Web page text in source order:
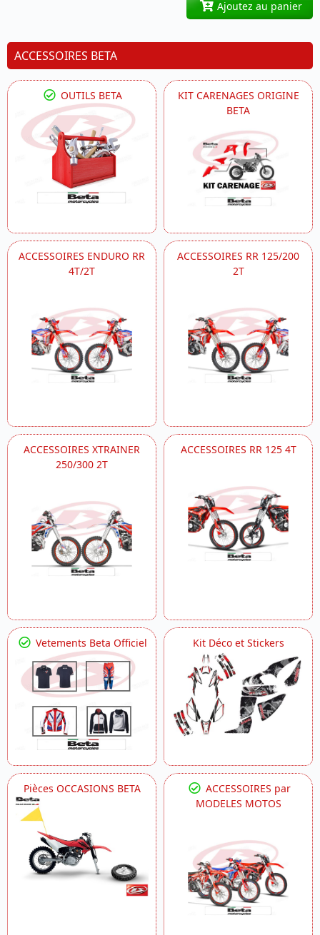
Ajoutez au panier
ACCESSOIRES BETA
OUTILS BETA
KIT CARENAGES ORIGINE
BETA
ACCESSOIRES ENDURO RR
4T/2T
ACCESSOIRES RR 125/200
2T
ACCESSOIRES XTRAINER
250/300 2T
ACCESSOIRES RR 125 4T
Vetements Beta Officiel Kit Déco et Stickers
Pièces OCCASIONS BETA
ACCESSOIRES par
MODELES MOTOS